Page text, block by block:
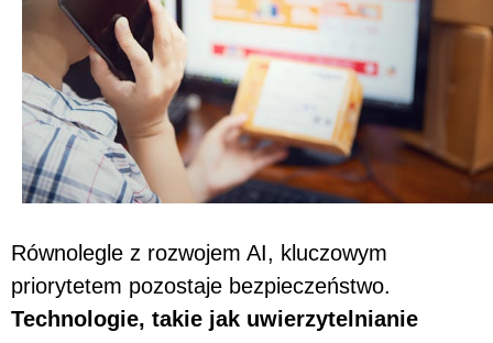
Równolegle z rozwojem AI, kluczowym
priorytetem pozostaje bezpieczeństwo.
Technologie, takie jak uwierzytelnianie